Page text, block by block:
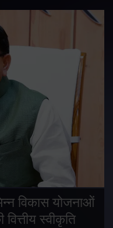
विकास योजनाओं
स्वीकृति